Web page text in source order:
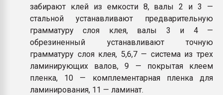
забирают клей из емкости 8, валы 2 и 3 —
стальной устанавливают предварительную
грамматуру слоя клея, валы 3 и 4 —
обрезиненный устанавливают точную
грамматуру слоя клея, 5,6,7 — система из трех
ламинирующих валов, 9 — покрытая клеем
пленка, 10 — комплементарная пленка для
ламинирования, 11 — ламинат.